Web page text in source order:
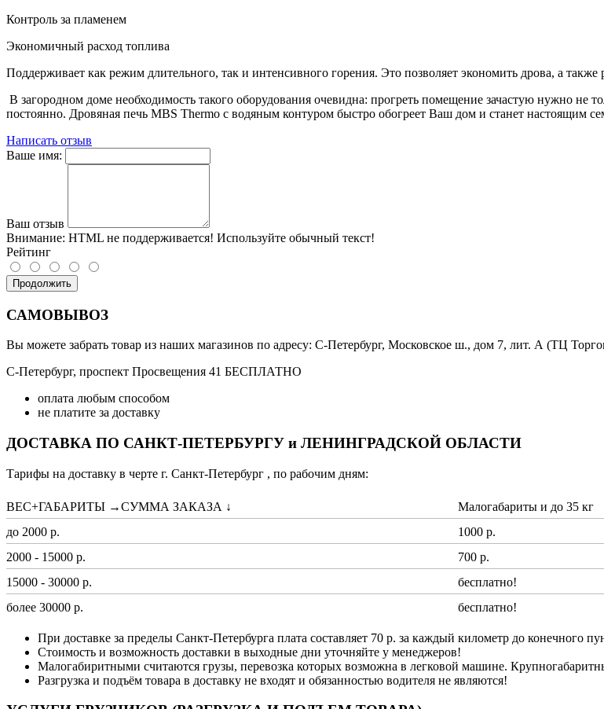
Контроль за пламенем
Экономичный расход топлива
Поддерживает как режим длительного, так и интенсивного горения. Это позволяет экономить дрова, а
В загородном доме необходимость такого оборудования очевидна: прогреть помещение зачастую нужно не
постоянно. Дровяная печь MBS Thermo с водяным контуром быстро обогреет Ваш дом и станет настоящим
Написать отзыв
Ваше имя:
Ваш отзыв
Внимание: HTML не поддерживается! Используйте обычный текст!
Рейтинг
Продолжить
САМОВЫВОЗ
Вы можете забрать товар из наших магазинов по адресу: С-Петербург, Московское ш., дом 7, лит. А (ТЦ
С-Петербург, проспект Просвещения 41 БЕСПЛАТНО
оплата любым способом
не платите за доставку
ДОСТАВКА ПО САНКТ-ПЕТЕРБУРГУ и ЛЕНИНГРАДСКОЙ ОБЛАСТИ
Тарифы на доставку в черте г. Санкт-Петербург , по рабочим дням:
ВЕС+ГАБАРИТЫ →СУММА ЗАКАЗА ↓ Малогабариты и до 35 кг
до 2000 р.
1000 р.
2000 - 15000 р.
700 р.
15000 - 30000 р.
бесплатно!
более 30000 р.
бесплатно!
При доставке за пределы Санкт-Петербурга плата составляет 70 р. за каждый километр до конечного
Стоимость и возможность доставки в выходные дни уточняйте у менеджеров!
Малогабиритными считаются грузы, перевозка которых возможна в легковой машине.
Разгрузка и подъём товара в доставку не входят и обязанностью водителя не являются!